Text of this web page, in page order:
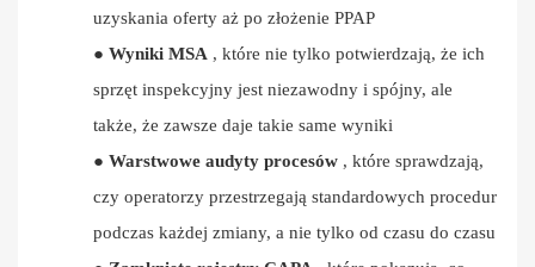
uzyskania oferty aż po złożenie PPAP
● Wyniki MSA , które nie tylko potwierdzają, że ich
sprzęt inspekcyjny jest niezawodny i spójny, ale
także, że zawsze daje takie same wyniki
● Warstwowe audyty procesów , które sprawdzają,
czy operatorzy przestrzegają standardowych procedur
podczas każdej zmiany, a nie tylko od czasu do czasu